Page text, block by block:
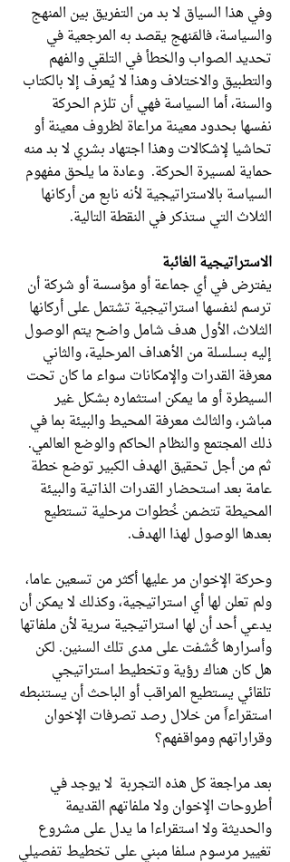
وفي هذا السياق لا بد من التفريق بين المنهج
والسياسة، فالمَنهج يقصد به المرجعية في
تحديد الصواب والخطأ في التلقي والفهم
والتطبيق والاختلاف وهذا لا يُعرف إلا بالكتاب
والسنة، أما السياسة فهي أن تلزم الحركة
نفسها بحدود معينة مراعاة لظروف معينة أو
تحاشيا لإشكالات وهذا اجتهاد بشري لا بد منه
حماية لمسيرة الحركة. وعادة ما يلحق مفهوم
السياسة بالاستراتيجية لأنه نابع من أركانها
الثلاث التي ستذكر في النقطة التالية.
الاستراتيجية الغائبة
يفترض في أي جماعة أو مؤسسة أو شركة أن
ترسم لنفسها استراتيجية تشتمل على أركانها
الثلاث، الأول هدف شامل واضح يتم الوصول
إليه بسلسلة من الأهداف المرحلية، والثاني
معرفة القدرات والإمكانات سواء ما كان تحت
السيطرة أو ما يمكن استثماره بشكل غير
مباشر، والثالث معرفة المحيط والبيئة بما في
ذلك المجتمع والنظام الحاكم والوضع العالمي.
ثم من أجل تحقيق الهدف الكبير توضع خطة
عامة بعد استحضار القدرات الذاتية والبيئة
المحيطة تتضمن خُطوات مرحلية تستطيع
بعدها الوصول لهذا الهدف.
وحركة الإخوان مر عليها أكثر من تسعين عاما،
ولم تعلن لها أي استراتيجية، وكذلك لا يمكن أن
يدعي أحد أن لها استراتيجية سرية لأن ملفاتها
وأسرارها كُشفت على مدى تلك السنين. لكن
هل كان هناك رؤية وتخطيط استراتيجي
تلقائي يستطيع المراقب أو الباحث أن يستنبطه
استقراءاً من خلال رصد تصرفات الإخوان
وقراراتهم ومواقفهم؟
بعد مراجعة كل هذه التجربة لا يوجد في
أطروحات الإخوان ولا ملفاتهم القديمة
والحديثة ولا استقراءا ما يدل على مشروع
تغيير مرسوم سلفا مبني على تخطيط تفصيلي